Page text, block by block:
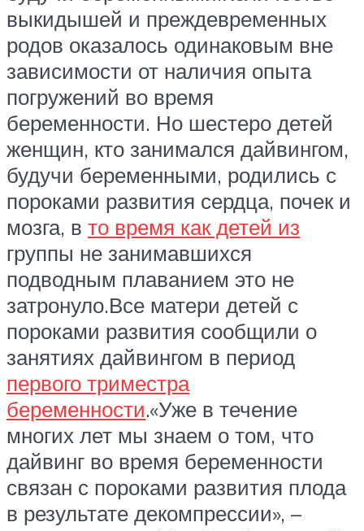
выкидышей и преждевременных
родов оказалось одинаковым вне
зависимости от наличия опыта
погружений во время
беременности. Но шестеро детей
женщин, кто занимался дайвингом,
будучи беременными, родились с
пороками развития сердца, почек и
мозга, в то время как детей из
группы не занимавшихся
подводным плаванием это не
затронуло.Все матери детей с
пороками развития сообщили о
занятиях дайвингом в период
первого триместра
беременности.«Уже в течение
многих лет мы знаем о том, что
дайвинг во время беременности
связан с пороками развития плода
в результате декомпрессии», –